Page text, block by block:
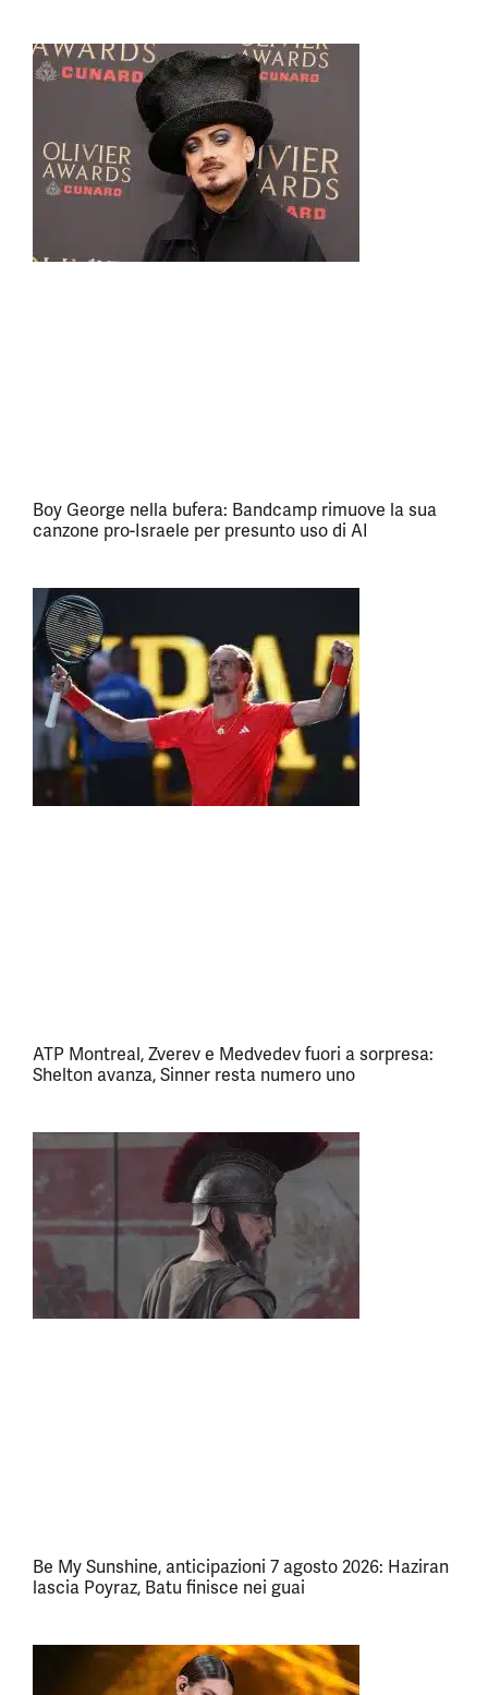
Boy George nella bufera: Bandcamp rimuove la sua
canzone pro-Israele per presunto uso di AI
ATP Montreal, Zverev e Medvedev fuori a sorpresa:
Shelton avanza, Sinner resta numero uno
Be My Sunshine, anticipazioni 7 agosto 2026: Haziran
lascia Poyraz, Batu finisce nei guai